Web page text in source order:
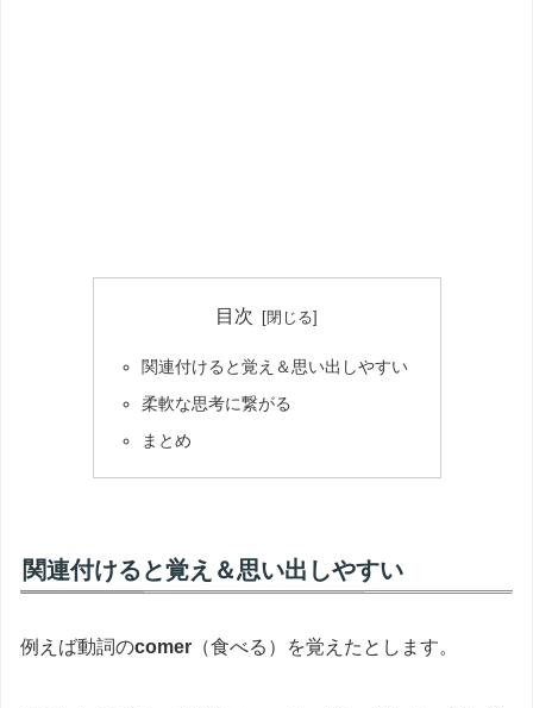
目次
関連付けると覚え＆思い出しやすい
柔軟な思考に繋がる
まとめ
関連付けると覚え＆思い出しやすい
例えば動詞のcomer （食べる）を覚えたとします。